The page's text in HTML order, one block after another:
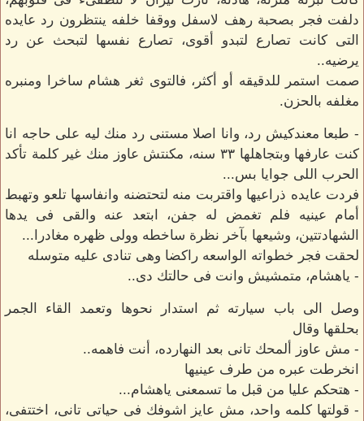
دلفت فجر بصحبة رهف لاسفل ووقفا خلفه ينتظرون رد عايده
التى كانت تصارع لتبدو أقوى، تصارع نفسها لتبحث عن رد
يرضيه..
صمت استمر للدقيقه أو أكثر، فالتوى ثغر هشام ساخرا ومنبره
مغلفه بالحزن.
- طبعا معندكيش رد، وانا اصلا مستنى رد منك ليه على حاجه انا
كنت عارفها وبتجاهلها ٣٣ سنه، مكنتش عاوز منك غير كلمة تأكد
الحرب اللى جوايا بس...
فردت عايده ذراعيها واقتربت منه لتحتضنه وانفاسها تلعو وتهبط
أمام عينيه فلم تغمض له جفن، ابتعد عنه والقى فى يدها
الشهادتتين، وشيعها بآخر نظرة ساخطه وولى ظهره مغادرا...
لحقت فجر خطواته الواسعه راكضا وهى تنادى عليه متوسله
- ياهشام، متمشيش وانت فى حالتك دى..
وصل الى باب سيارته ثم استدار نحوها وتعمد القاء الجمر
بحلقها وقال
- مش عاوز ألمحك تانى بعد النهارده، أنت فاهمه..
انخرطت عبره من طرف عينيها
- هتحكم عليا من قبل ما تسمعنى ياهشام...
- قولتها كلمه واحد، مش عايز اشوفك فى حياتى تانى، اختتفى،